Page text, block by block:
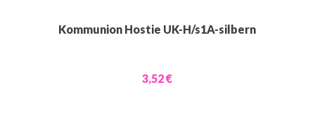
Kommunion Hostie UK-H/s1A-silbern
3,52 €